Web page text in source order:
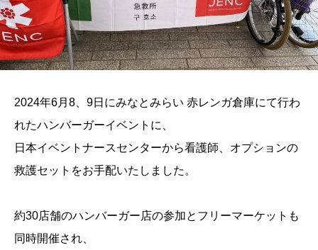
2024年6月8、9日にみなとみらい 赤レンガ倉庫にて行わ
れたハンバーガーイベントに、
日本イベントナースセンターから看護師、オプションの
救護セットをお手配いたしました。
約30店舗のハンバーガー店の参加とフリーマーケットも
同時開催され、